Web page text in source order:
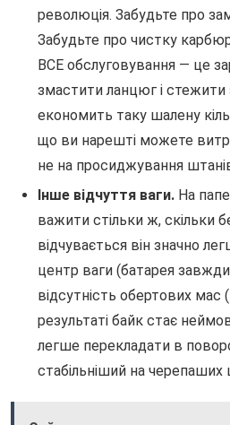
революція. Забудьте про
Забудьте про чистку
ВСЕ обслуговування — це
змастити ланцюг і стежити
економить таку шалену
що ви нарешті можете
не на просиджування
Інше відчуття ваги. На
важити стільки ж, скільки
відчувається він значно
центр ваги (батарея
відсутність обертових мас
результаті байк стає
легше перекладати в
стабільніший на